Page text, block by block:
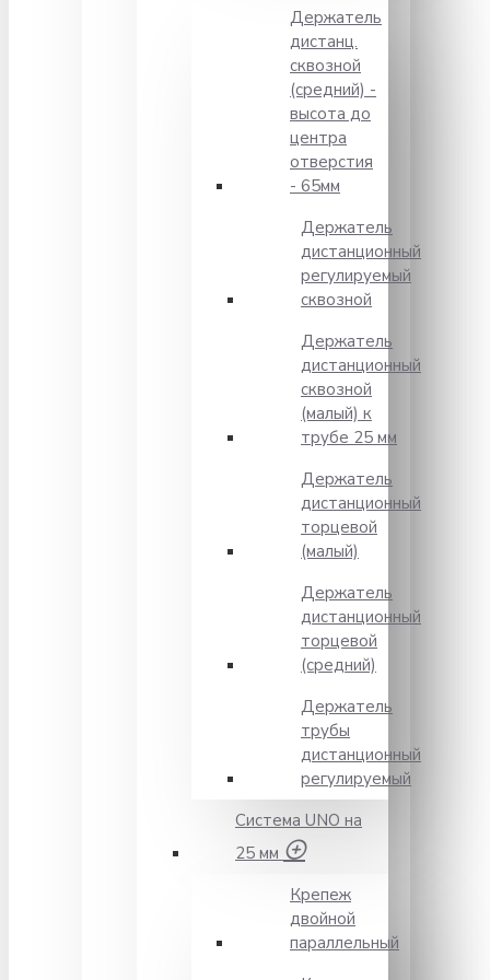
Держатель
дистанц.
сквозной
(средний) -
высота до
центра
отверстия
- 65мм
Держатель
дистанционный
регулируемый
сквозной
Держатель
дистанционный
сквозной
(малый) к
трубе 25 мм
Держатель
дистанционный
торцевой
(малый)
Держатель
дистанционный
торцевой
(средний)
Держатель
трубы
дистанционный
регулируемый
Система UNO на
25 мм
Крепеж
двойной
параллельный